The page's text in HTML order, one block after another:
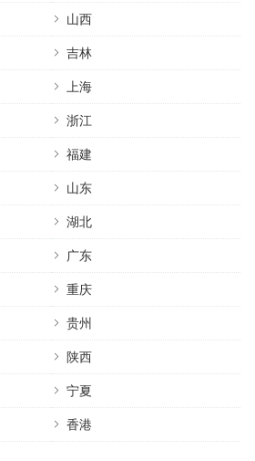
山西
吉林
上海
浙江
福建
山东
湖北
广东
重庆
贵州
陕西
宁夏
香港